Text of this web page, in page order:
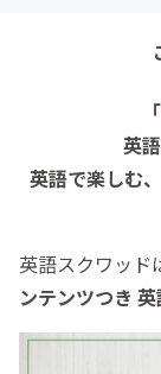
英
英語で楽しむ
英語スクワッド
ンテンツつき